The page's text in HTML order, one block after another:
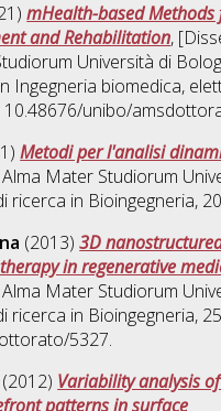
mHealth-based Methods
and Rehabilitation,
Università di
Ingegneria biomedica,
10.48676/unibo/
Metodi per l'analisi
Mater Studiorum
ricerca in Bioingegneria,
(2013)3D
in regenerative
Mater Studiorum
ricerca in Bioingegneria,
5327.
(2012) Variability analysis
patterns in surface